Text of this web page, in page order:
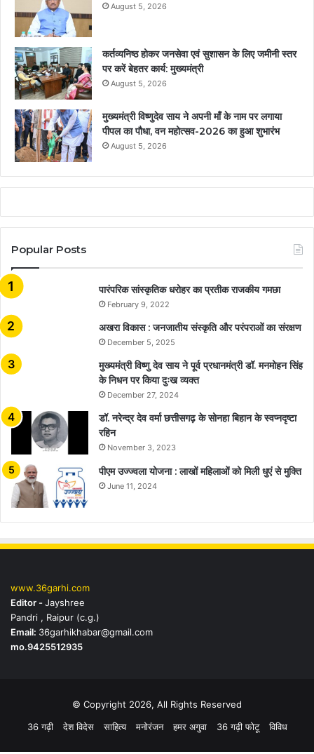
August 5, 2026
कर्तव्यनिष्ठ होकर जनसेवा एवं सुशासन के लिए जमीनी स्तर
पर करें बेहतर कार्य: मुख्यमंत्री
August 5, 2026
मुख्यमंत्री विष्णुदेव साय ने अपनी माँ के नाम पर लगाया
पीपल का पौधा, वन महोत्सव-2026 का हुआ शुभारंभ
August 5, 2026
Popular Posts
​​​​​​​पारंपरिक सांस्कृतिक धरोहर का प्रतीक राजकीय गमछा
February 9, 2022
अखरा विकास : जनजातीय संस्कृति और परंपराओं का संरक्षण
December 5, 2025
मुख्यमंत्री विष्णु देव साय ने पूर्व प्रधानमंत्री डॉ. मनमोहन सिंह
के निधन पर किया दुःख व्यक्त
December 27, 2024
डॉ. नरेन्द्र देव वर्मा छत्तीसगढ़ के सोनहा बिहान के स्वप्नदृष्टा
रहिन
November 3, 2023
पीएम उज्ज्वला योजना : लाखों महिलाओं को मिली धुएं से मुक्ति
June 11, 2024
www.36garhi.com
Editor -Jayshree
Pandri , Raipur (c.g.)
Email: 36garhikhabar@gmail.com
mo.9425512935
© Copyright 2026, All Rights Reserved
36 गढ़ी
देश विदेस साहित्य मनोरंजन हमर अगुवा 36 गढ़ी फोटू विविध